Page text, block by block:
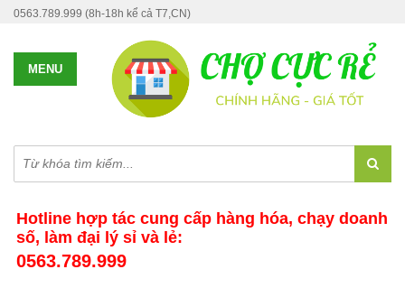
0563.789.999 (8h-18h kể cả T7,CN)
Hotline hợp tác cung cấp hàng hóa, chạy doanh
số, làm đại lý sỉ và lẻ:
0563.789.999